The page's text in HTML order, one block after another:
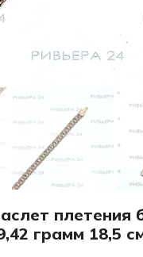
увеличить
плетения
грамм 18,5